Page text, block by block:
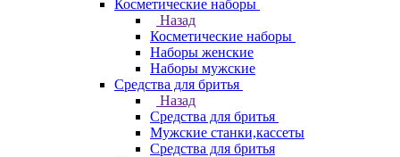
Косметические наборы
Назад
Косметические наборы
Наборы женские
Наборы мужские
Средства для бритья
Назад
Средства для бритья
Мужские станки,кассеты
Средства для бритья